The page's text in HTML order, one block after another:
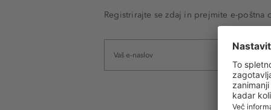
Registrirajte se zdaj in prejmite e-